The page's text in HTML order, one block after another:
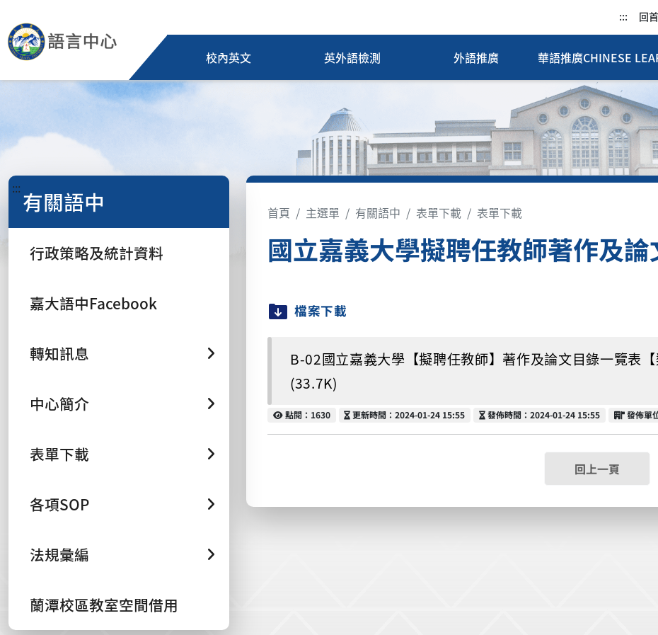
::: 回
校內英文 英外語檢測 外語推廣 華語推廣CHINESE
::: 有關語中
行政策略及統計資料
嘉大語中Facebook
轉知訊息
中心簡介
表單下載
各項SOP
法規彙編
蘭潭校區教室空間借用
首頁 主選單 有關語中 表單下載 表單下載
國立嘉義大學擬聘任教師著作及
檔案下載
B-02國立嘉義大學【擬聘任教師】著作及論文目錄一覽表
(33.7K)
點閱
點閱：1630 更新時間
更新時間：2024-01-24 15:55 發佈時間
發佈時間：2024-01-24 15:55 發佈單
發佈單
回上一頁